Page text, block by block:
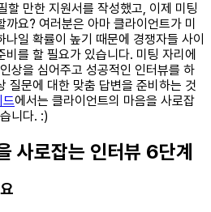
할 만한 지원서를 작성했고, 이제 미팅
요? 여러분은 아마 클라이언트가 미
일 확률이 높기 때문에 경쟁자들 사이
를 할 필요가 있습니다. 미팅 자리에
상을 심어주고 성공적인 인터뷰를 하
질문에 대한 맞춤 답변을 준비하는 것
에서는 클라이언트의 마음을 사로잡
니다. :)
사로잡는 인터뷰 6단계